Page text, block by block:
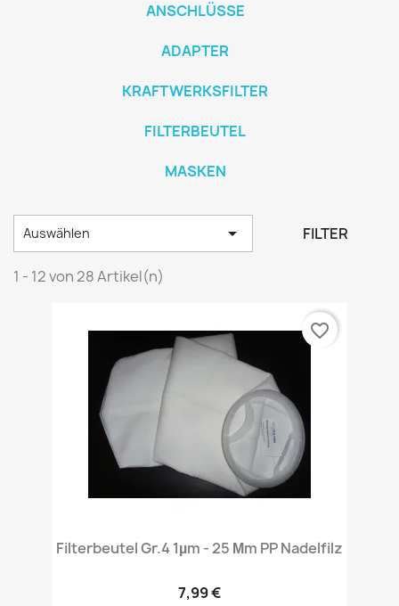
ANSCHLÜSSE
ADAPTER
KRAFTWERKSFILTER
FILTERBEUTEL
MASKEN
Auswählen  FILTER
1 - 12 von 28 Artikel(n)
Filterbeutel Gr.4 1µm - 25 Μm PP Nadelfilz
7,99 €
favorite_border